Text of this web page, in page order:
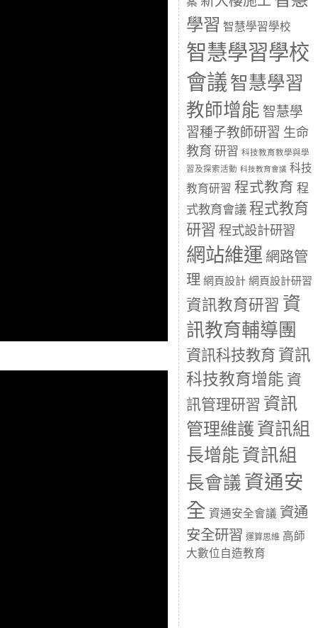
學習 智慧學習學校
智慧學習學校
會議 智慧學習
教師增能 智慧學
習種子教師研習 生命
教育 研習 科技教育教學與學
習及探索活動 科技教育會議 科技
教育研習 程式教育 程
式教育會議 程式教育
研習 程式設計研習
網站維運 網路管
理 網頁設計 網頁設計研習
資訊教育研習 資
訊教育輔導團
資訊科技教育 資訊
科技教育增能 資
訊管理研習 資訊
管理維護 資訊組
長增能資訊組
長會議 資通安
全 資通安全會議 資通
安全研習 運算思維 高師
大數位自造教育